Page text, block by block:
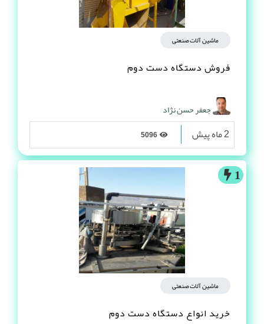
ماشین آلات صنعتی
فروش دستگاه دست دوم
جعفر حسن نژاد
2 ماه پیش
1
ماشین آلات صنعتی
خرید انواع دستگاه دست دوم